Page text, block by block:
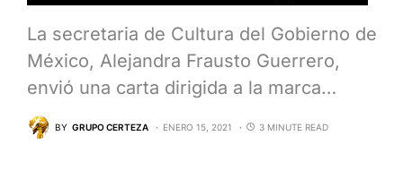
La secretaria de Cultura del Gobierno de
México, Alejandra Frausto Guerrero,
envió una carta dirigida a la marca…
BY GRUPO CERTEZA ENERO 15, 2021 3 MINUTE READ